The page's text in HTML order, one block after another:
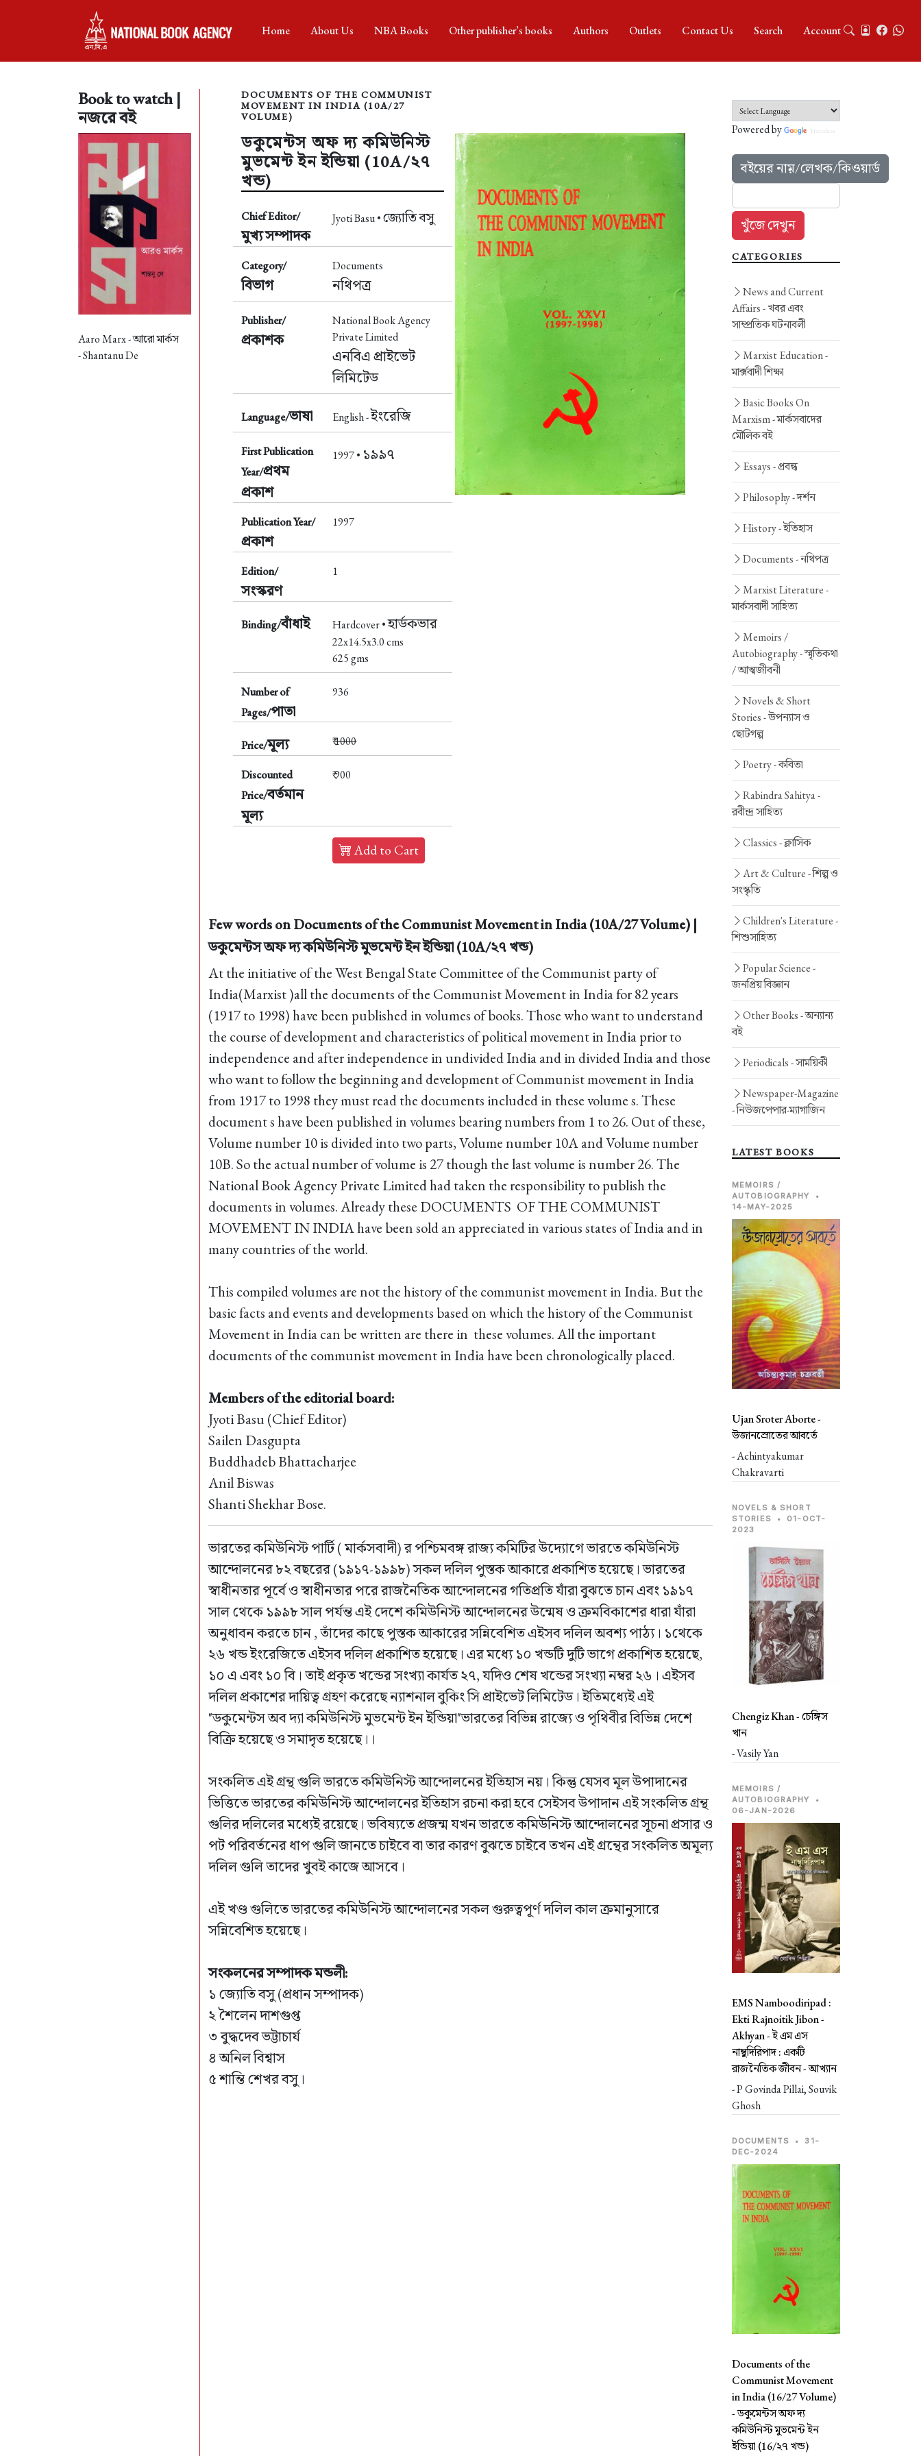
Home About Us NBA Books Other publisher’s books Authors Outlets Contact Us Search Account
Book to watch |
নজরে বই
Aaro Marx -আরো মার্কস
- Shantanu De
DOCUMENTS OF THE COMMUNIST
MOVEMENT IN INDIA (10A/27
VOLUME)
ডকুমেন্টস অফ দ্য কমিউনিস্ট
মুভমেন্ট ইন ইন্ডিয়া (10A/২৭
খন্ড)
Chief Editor/
মুখ্য সম্পাদক
Jyoti Basu •জ্যোতি বসু
Category/
বিভাগ
Documents
নথিপত্র
Publisher/
প্রকাশক
National Book Agency
Private Limited
এনবিএ প্রাইভেট
লিমিটেড
Language/ভাষা English -ইংরেজি
First Publication
Year/প্রথম
প্রকাশ
1997 • ১৯৯৭
Publication Year/
প্রকাশ
1997
Edition/
সংস্করণ
1
Binding/বাঁধাই Hardcover •হার্ডকভার
22x14.5x3.0 cms
625 gms
Number of
Pages/পাতা
936
Price/মূল্য ₹1000
Discounted
Price/বর্তমান
মূল্য
₹ 900
Add to Cart
Few words on Documents of the Communist Movement in India (10A/27 Volume) |
ডকুমেন্টস অফ দ্য কমিউনিস্ট মুভমেন্ট ইন ইন্ডিয়া (10A/২৭ খন্ড)
At the initiative of the West Bengal State Committee of the Communist party of
India(Marxist )all the documents of the Communist Movement in India for 82 years
(1917 to 1998) have been published in volumes of books. Those who want to understand
the course of development and characteristics of political movement in India prior to
independence and after independence in undivided India and in divided India and those
who want to follow the beginning and development of Communist movement in India
from 1917 to 1998 they must read the documents included in these volume s. These
document s have been published in volumes bearing numbers from 1 to 26. Out of these,
Volume number 10 is divided into two parts, Volume number 10A and Volume number
10B. So the actual number of volume is 27 though the last volume is number 26. The
National Book Agency Private Limited had taken the responsibility to publish the
documents in volumes. Already these DOCUMENTS OF THE COMMUNIST
MOVEMENT IN INDIA have been sold an appreciated in various states of India and in
many countries of the world.
This compiled volumes are not the history of the communist movement in India. But the
basic facts and events and developments based on which the history of the Communist
Movement in India can be written are there in these volumes. All the important
documents of the communist movement in India have been chronologically placed.
Members of the editorial board:
Jyoti Basu (Chief Editor)
Sailen Dasgupta
Buddhadeb Bhattacharjee
Anil Biswas
Shanti Shekhar Bose.
ভারতের কমিউনিস্ট পার্টি ( মার্কসবাদী) র পশ্চিমবঙ্গ রাজ্য কমিটির উদ্যোগে ভারতে কমিউনিস্ট
আন্দোলনের ৮২ বছরের (১৯১৭-১৯৯৮) সকল দলিল পুস্তক আকারে প্রকাশিত হয়েছে। ভারতের
স্বাধীনতার পূর্বে ও স্বাধীনতার পরে রাজনৈতিক আন্দোলনের গতিপ্রতি যাঁরা বুঝতে চান এবং ১৯১৭
সাল থেকে ১৯৯৮ সাল পর্যন্ত এই দেশে কমিউনিস্ট আন্দোলনের উন্মেষ ও ক্রমবিকাশের ধারা যাঁরা
অনুধাবন করতে চান , তাঁদের কাছে পুস্তক আকারের সন্নিবেশিত এইসব দলিল অবশ্য পাঠ্য। ১থেকে
২৬ খন্ড ইংরেজিতে এইসব দলিল প্রকাশিত হয়েছে। এর মধ্যে ১০ খন্ডটি দুটি ভাগে প্রকাশিত হয়েছে,
১০ এ এবং ১০ বি। তাই প্রকৃত খন্ডের সংখ্যা কার্যত ২৭, যদিও শেষ খন্ডের সংখ্যা নম্বর ২৬। এইসব
দলিল প্রকাশের দায়িত্ব গ্রহণ করেছে ন্যাশনাল বুকিং সি প্রাইভেট লিমিটেড। ইতিমধ্যেই এই
"ডকুমেন্টস অব দ্যা কমিউনিস্ট মুভমেন্ট ইন ইন্ডিয়া"ভারতের বিভিন্ন রাজ্যে ও পৃথিবীর বিভিন্ন দেশে
বিক্রি হয়েছে ও সমাদৃত হয়েছে।।
সংকলিত এই গ্রন্থ গুলি ভারতে কমিউনিস্ট আন্দোলনের ইতিহাস নয়। কিন্তু যেসব মূল উপাদানের
ভিত্তিতে ভারতের কমিউনিস্ট আন্দোলনের ইতিহাস রচনা করা হবে সেইসব উপাদান এই সংকলিত গ্রন্থ
গুলির দলিলের মধ্যেই রয়েছে। ভবিষ্যতে প্রজন্ম যখন ভারতে কমিউনিস্ট আন্দোলনের সূচনা প্রসার ও
পট পরিবর্তনের ধাপ গুলি জানতে চাইবে বা তার কারণ বুঝতে চাইবে তখন এই গ্রন্থের সংকলিত অমূল্য
দলিল গুলি তাদের খুবই কাজে আসবে।
এই খণ্ড গুলিতে ভারতের কমিউনিস্ট আন্দোলনের সকল গুরুত্বপূর্ণ দলিল কাল ক্রমানুসারে
সন্নিবেশিত হয়েছে।
সংকলনের সম্পাদক মন্ডলী:
১ জ্যোতি বসু (প্রধান সম্পাদক)
২ শৈলেন দাশগুপ্ত
৩ বুদ্ধদেব ভট্টাচার্য
৪ অনিল বিশ্বাস
৫ শান্তি শেখর বসু।
Powered by Translate
বইয়ের নাম়/লেখক/কিওয়ার্ড
CATEGORIES
News and Current
Affairs -খবর এবং
সাম্প্রতিক ঘটনাবলী
Marxist Education -
মার্ক্সবাদী শিক্ষা
Basic Books On
Marxism -মার্কসবাদের
মৌলিক বই
Essays -প্রবন্ধ
Philosophy -দর্শন
History -ইতিহাস
Documents -নথিপত্র
Marxist Literature -
মার্কসবাদী সাহিত্য
Memoirs /
Autobiography -স্মৃতিকথা
/ আত্মজীবনী
Novels & Short
Stories -উপন্যাস ও
ছোটগল্প
Poetry -কবিতা
Rabindra Sahitya -
রবীন্দ্র সাহিত্য
Classics -ক্লাসিক
Art & Culture -শিল্প ও
সংস্কৃতি
Children's Literature -
শিশুসাহিত্য
Popular Science -
জনপ্রিয় বিজ্ঞান
Other Books -অন্যান্য
বই
Periodicals -সাময়িকী
Newspaper-Magazine
-নিউজপেপার-ম্যাগাজিন
LATEST BOOKS
MEMOIRS /
AUTOBIOGRAPHY
•
14-MAY-2025
Ujan Sroter Aborte -
উজানস্রোতের আবর্তে
- Achintyakumar
Chakravarti
NOVELS & SHORT
STORIES
•
01-OCT-
2023
Chengiz Khan -চেঙ্গিস
খান
- Vasily Yan
MEMOIRS /
AUTOBIOGRAPHY
•
06-JAN-2026
EMS Namboodiripad :
Ekti Rajnoitik Jibon -
Akhyan -ই এম এস
নাম্বুদিরিপাদ : একটি
রাজনৈতিক জীবন - আখ্যান
- P Govinda Pillai, Souvik
Ghosh
DOCUMENTS •
31-
DEC-2024
Documents of the
Communist Movement
in India (16/27 Volume)
-ডকুমেন্টস অফ দ্য
কমিউনিস্ট মুভমেন্ট ইন
ইন্ডিয়া (16/২৭ খন্ড)